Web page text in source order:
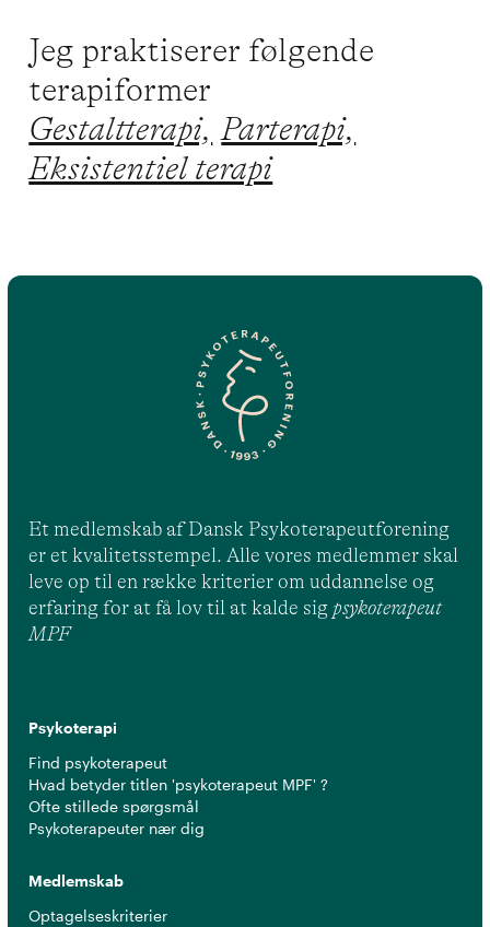
Jeg praktiserer følgende
terapiformer
Gestaltterapi, Parterapi,
Eksistentiel terapi
Et medlemskab af Dansk Psykoterapeutforening
er et kvalitetsstempel. Alle vores medlemmer skal
leve op til en række kriterier om uddannelse og
erfaring for at få lov til at kalde sig psykoterapeut
MPF
Psykoterapi
Find psykoterapeut
Hvad betyder titlen 'psykoterapeut MPF' ?
Ofte stillede spørgsmål
Psykoterapeuter nær dig
Medlemskab
Optagelseskriterier